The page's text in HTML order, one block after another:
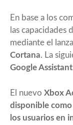
En base a los
las capacidades
mediante el
Cortana. La
Google Assistant
El nuevo Xbox
disponible
los usuarios en